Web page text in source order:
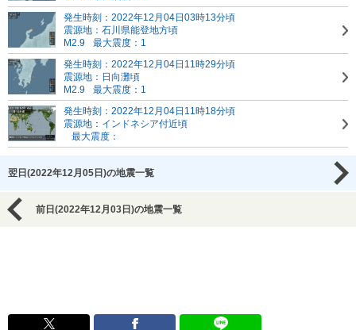
発生時刻：2022年12月04日03時13分頃
震源地：石川県能登地方頃
M2.9
最大震度：1
発生時刻：2022年12月04日11時29分頃
震源地：日向灘頃
M2.9
最大震度：1
発生時刻：2022年12月04日11時18分頃
震源地：インドネシア付近頃
最大震度：
翌日(2022年12月05日)の地震一覧
前日(2022年12月03日)の地震一覧